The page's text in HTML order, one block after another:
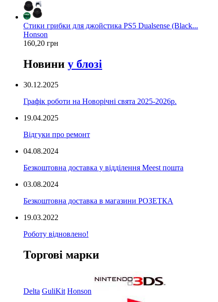
Стики грибки для джойстика PS5 Dualsense (Black...
Honson
160,20 грн
Новини у блозі
30.12.2025
Графік роботи на Новорічні свята 2025-2026р.
19.04.2025
Відгуки про ремонт
04.08.2024
Безкоштовна доставка у відділення Meest пошта
03.08.2024
Безкоштовна доставка в магазини РОЗЕТКА
19.03.2022
Роботу відновлено!
Торгові марки
Delta GuliKit Honson